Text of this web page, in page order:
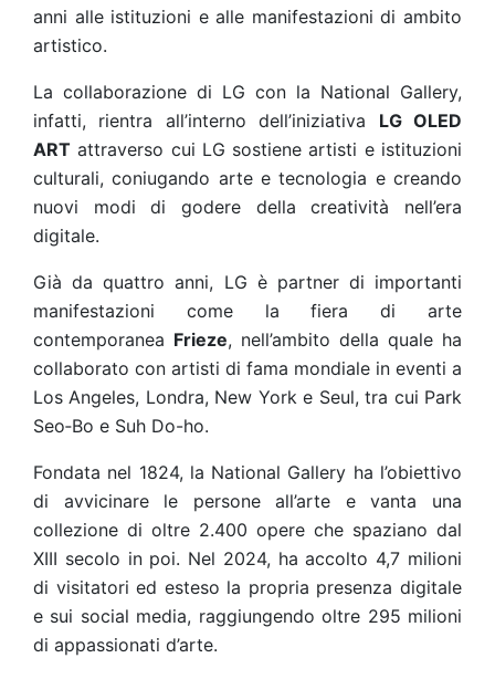
anni alle istituzioni e alle manifestazioni di ambito
artistico.
La collaborazione di LG con la National Gallery,
infatti, rientra all’interno dell’iniziativa LG OLED
ART attraverso cui LG sostiene artisti e istituzioni
culturali, coniugando arte e tecnologia e creando
nuovi modi di godere della creatività nell’era
digitale.
Già da quattro anni, LG è partner di importanti
manifestazioni come la fiera di arte
contemporanea Frieze, nell’ambito della quale ha
collaborato con artisti di fama mondiale in eventi a
Los Angeles, Londra, New York e Seul, tra cui Park
Seo‑Bo e Suh Do-ho.
Fondata nel 1824, la National Gallery ha l’obiettivo
di avvicinare le persone all’arte e vanta una
collezione di oltre 2.400 opere che spaziano dal
XIII secolo in poi. Nel 2024, ha accolto 4,7 milioni
di visitatori ed esteso la propria presenza digitale
e sui social media, raggiungendo oltre 295 milioni
di appassionati d’arte.